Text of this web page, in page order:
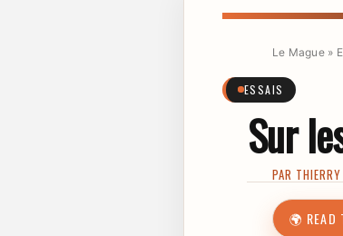
Le Mague»
ESSAIS
Sur
PAR
🌍 READ